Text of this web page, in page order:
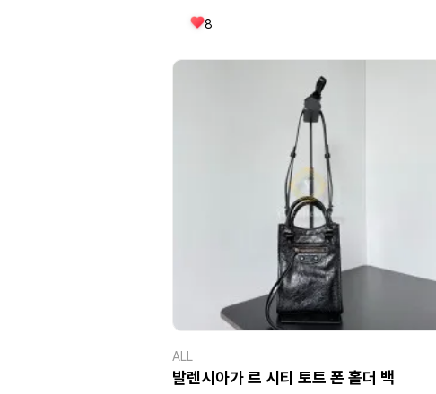
8
ALL
발렌시아가 르 시티 토트 폰 홀더 백